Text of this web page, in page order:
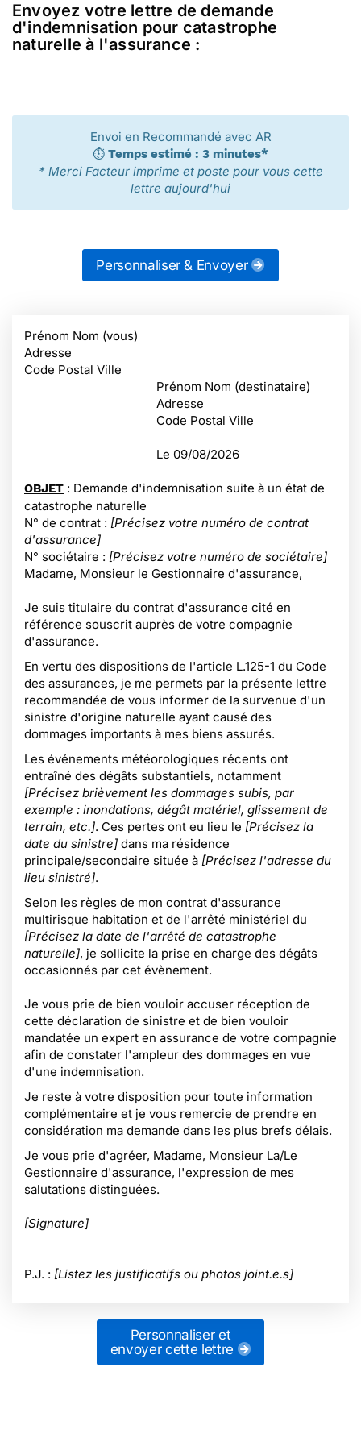
Envoyez votre lettre de demande
d'indemnisation pour catastrophe
naturelle à l'assurance :
Envoi en Recommandé avec AR
⏱️ Temps estimé : 3 minutes*
* Merci Facteur imprime et poste pour vous cette
lettre aujourd'hui
Personnaliser & Envoyer
Prénom Nom (vous)
Adresse
Code Postal Ville
Prénom Nom (destinataire)
Adresse
Code Postal Ville
Le 09/08/2026
OBJET : Demande d'indemnisation suite à un état de
catastrophe naturelle
N° de contrat : [Précisez votre numéro de contrat
d'assurance]
N° sociétaire : [Précisez votre numéro de sociétaire]
Madame, Monsieur le Gestionnaire d'assurance,
Je suis titulaire du contrat d'assurance cité en
référence souscrit auprès de votre compagnie
d'assurance.
En vertu des dispositions de l'article L.125-1 du Code
des assurances, je me permets par la présente lettre
recommandée de vous informer de la survenue d'un
sinistre d'origine naturelle ayant causé des
dommages importants à mes biens assurés.
Les événements météorologiques récents ont
entraîné des dégâts substantiels, notamment
[Précisez brièvement les dommages subis, par
exemple : inondations, dégât matériel, glissement de
terrain, etc.]. Ces pertes ont eu lieu le [Précisez la
date du sinistre] dans ma résidence
principale/secondaire située à [Précisez l'adresse du
lieu sinistré].
Selon les règles de mon contrat d'assurance
multirisque habitation et de l'arrêté ministériel du
[Précisez la date de l'arrêté de catastrophe
naturelle], je sollicite la prise en charge des dégâts
occasionnés par cet évènement.
Je vous prie de bien vouloir accuser réception de
cette déclaration de sinistre et de bien vouloir
mandatée un expert en assurance de votre compagnie
afin de constater l'ampleur des dommages en vue
d'une indemnisation.
Je reste à votre disposition pour toute information
complémentaire et je vous remercie de prendre en
considération ma demande dans les plus brefs délais.
Je vous prie d'agréer, Madame, Monsieur La/Le
Gestionnaire d'assurance, l'expression de mes
salutations distinguées.
[Signature]
P.J. : [Listez les justificatifs ou photos joint.e.s]
Personnaliser et
envoyer cette lettre